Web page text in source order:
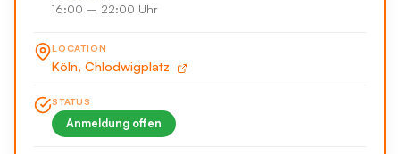
16:00 – 22:00 Uhr
LOCATION
Köln, Chlodwigplatz
STATUS
Anmeldung offen